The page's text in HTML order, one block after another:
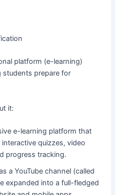
platform (e-learning)
students prepare for
it:
e-learning platform that
quizzes, video
progress tracking.
a YouTube channel (called
expanded into a full-fledged